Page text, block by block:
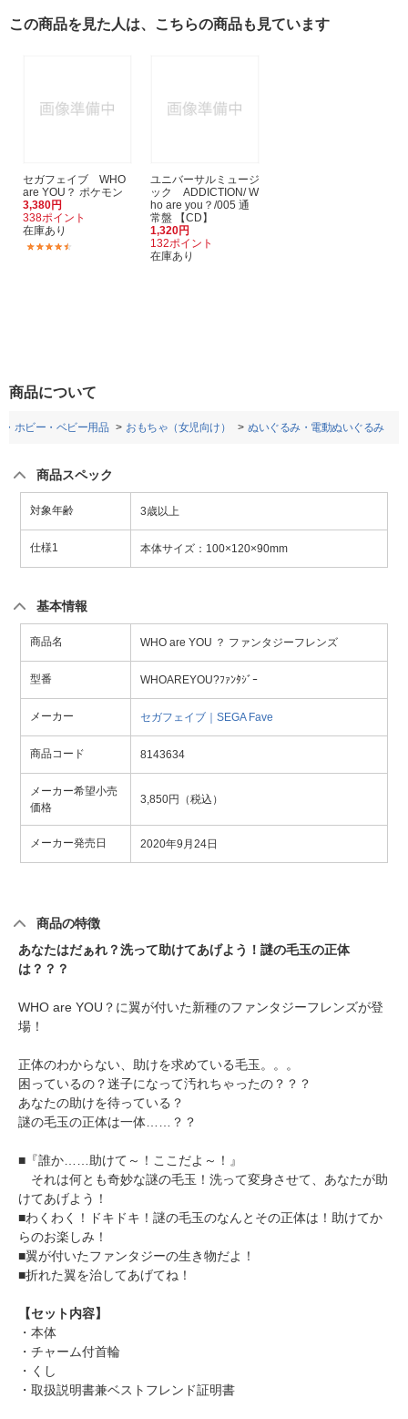
この商品を見た人は、こちらの商品も見ています
セガフェイブ WHO
are YOU？ ポケモン
3,380円
338ポイント
在庫あり
ユニバーサルミュージ
ック ADDICTION/ W
ho are you？/005 通
常盤 【CD】
1,320円
132ポイント
在庫あり
商品について
・ホビー・ベビー用品 おもちゃ（女児向け） ぬいぐるみ・電動ぬいぐるみ
商品スペック
対象年齢 3歳以上
仕様1 本体サイズ：100×120×90mm
基本情報
商品名 WHO are YOU ？ ファンタジーフレンズ
型番 WHOAREYOU?ﾌｧﾝﾀｼﾞｰ
メーカー セガフェイブ｜SEGA Fave
商品コード 8143634
メーカー希望小売
価格
3,850円（税込）
メーカー発売日 2020年9月24日
商品の特徴
あなたはだぁれ？洗って助けてあげよう！謎の毛玉の正体
は？？？
WHO are YOU？に翼が付いた新種のファンタジーフレンズが登
場！
正体のわからない、助けを求めている毛玉。。。
困っているの？迷子になって汚れちゃったの？？？
あなたの助けを待っている？
謎の毛玉の正体は一体……？？
■『誰か……助けて～！ここだよ～！』
それは何とも奇妙な謎の毛玉！洗って変身させて、あなたが助
けてあげよう！
■わくわく！ドキドキ！謎の毛玉のなんとその正体は！助けてか
らのお楽しみ！
■翼が付いたファンタジーの生き物だよ！
■折れた翼を治してあげてね！
【セット内容】
・本体
・チャーム付首輪
・くし
・取扱説明書兼ベストフレンド証明書